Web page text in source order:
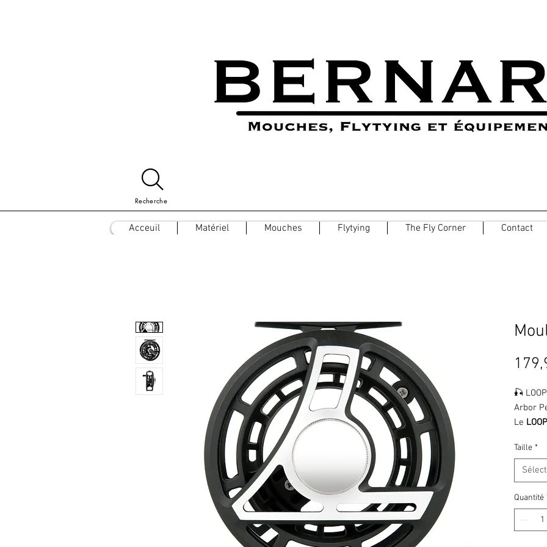
Recherche
Acceuil Matériel Mouches Flytying The Fly Corner Contact
🎣
Arbor
Le
des
Taille *
Quantité